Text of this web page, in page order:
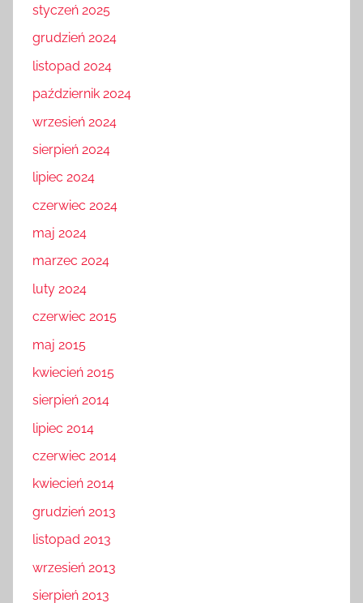
styczeń 2025
grudzień 2024
listopad 2024
październik 2024
wrzesień 2024
sierpień 2024
lipiec 2024
czerwiec 2024
maj 2024
marzec 2024
luty 2024
czerwiec 2015
maj 2015
kwiecień 2015
sierpień 2014
lipiec 2014
czerwiec 2014
kwiecień 2014
grudzień 2013
listopad 2013
wrzesień 2013
sierpień 2013